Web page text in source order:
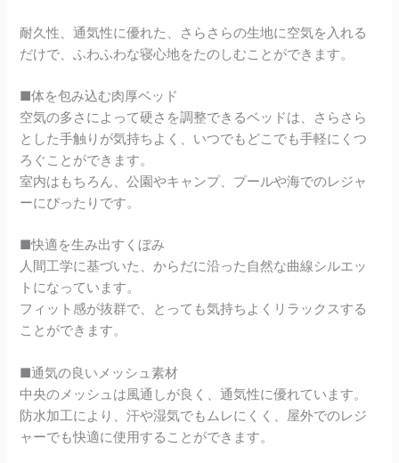
耐久性、通気性に優れた、さらさらの生地に空気を入れる
だけで、ふわふわな寝心地をたのしむことができます。
■体を包み込む肉厚ベッド
空気の多さによって硬さを調整できるベッドは、さらさら
とした手触りが気持ちよく、いつでもどこでも手軽にくつ
ろぐことができます。
室内はもちろん、公園やキャンプ、プールや海でのレジャ
ーにぴったりです。
■快適を生み出すくぼみ
人間工学に基づいた、からだに沿った自然な曲線シルエッ
トになっています。
フィット感が抜群で、とっても気持ちよくリラックスする
ことができます。
■通気の良いメッシュ素材
中央のメッシュは風通しが良く、通気性に優れています。
防水加工により、汗や湿気でもムレにくく、屋外でのレジ
ャーでも快適に使用することができます。